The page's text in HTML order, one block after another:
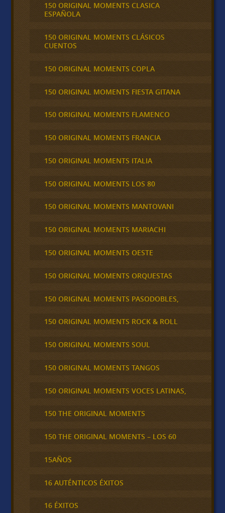
150 ORIGINAL MOMENTS CLASICA
ESPAÑOLA
150 ORIGINAL MOMENTS CLÁSICOS
CUENTOS
150 ORIGINAL MOMENTS COPLA
150 ORIGINAL MOMENTS FIESTA GITANA
150 ORIGINAL MOMENTS FLAMENCO
150 ORIGINAL MOMENTS FRANCIA
150 ORIGINAL MOMENTS ITALIA
150 ORIGINAL MOMENTS LOS 80
150 ORIGINAL MOMENTS MANTOVANI
150 ORIGINAL MOMENTS MARIACHI
150 ORIGINAL MOMENTS OESTE
150 ORIGINAL MOMENTS ORQUESTAS
150 ORIGINAL MOMENTS PASODOBLES,
150 ORIGINAL MOMENTS ROCK & ROLL
150 ORIGINAL MOMENTS SOUL
150 ORIGINAL MOMENTS TANGOS
150 ORIGINAL MOMENTS VOCES LATINAS,
150 THE ORIGINAL MOMENTS
150 THE ORIGINAL MOMENTS – LOS 60
15AÑOS
16 AUTÉNTICOS ÉXITOS
16 ÉXITOS